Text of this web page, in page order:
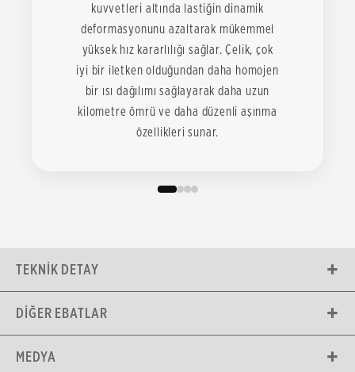
kuvvetleri altında lastiğin dinamik
deformasyonunu azaltarak mükemmel
yüksek hız kararlılığı sağlar. Çelik, çok
iyi bir iletken olduğundan daha homojen
bir ısı dağılımı sağlayarak daha uzun
kilometre ömrü ve daha düzenli aşınma
özellikleri sunar.
TEKNIK DETAY
DIĞER EBATLAR
MEDYA